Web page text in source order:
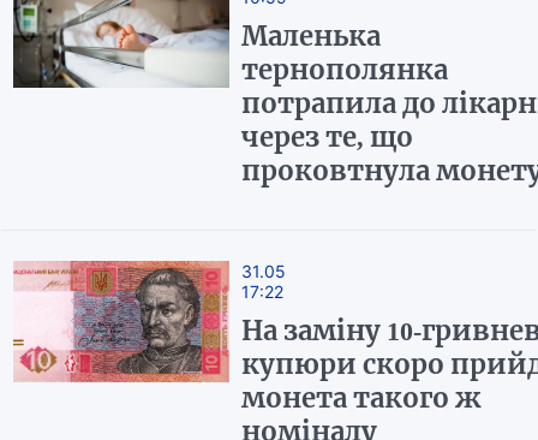
Маленька
тернополянка
потрапила до
через те, що
проковтнула
31.05
17:22
На заміну 10-
купюри скоро
монета такого ж
номіналу